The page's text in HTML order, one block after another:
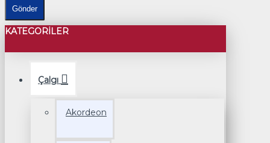
Gönder
KATEGORILER
Çalgı
Akordeon